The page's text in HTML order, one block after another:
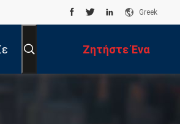
Greek
Ζητήστε Ένα
Απόσπασμα